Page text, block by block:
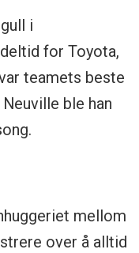
i
for Toyota,
teamets beste
ble han
mellom
over å alltid